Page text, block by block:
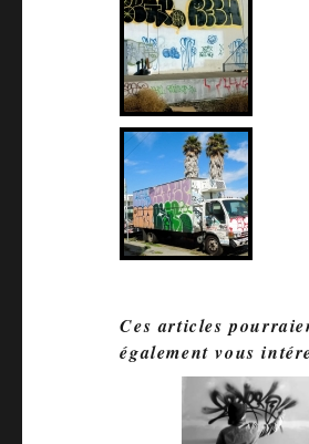
Ces articles
également vous